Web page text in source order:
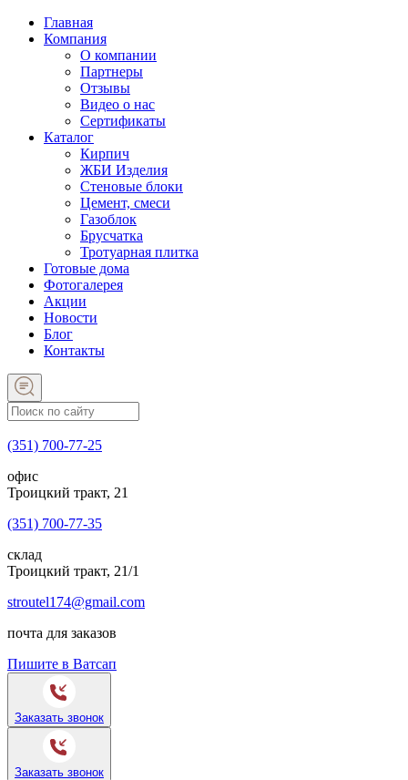
Главная
Компания
О компании
Партнеры
Отзывы
Видео о нас
Сертификаты
Каталог
Кирпич
ЖБИ Изделия
Стеновые блоки
Цемент, смеси
Газоблок
Брусчатка
Тротуарная плитка
Готовые дома
Фотогалерея
Акции
Новости
Блог
Контакты
(351) 700-77-25
офис
Троицкий тракт, 21
(351) 700-77-35
склад
Троицкий тракт, 21/1
stroutel174@gmail.com
почта для заказов
Пишите в Ватсап
Заказать звонок
Заказать звонок